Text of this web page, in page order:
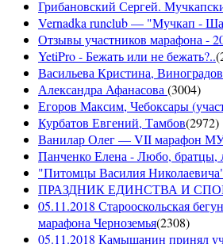
Грибановский Сергей.
Vernadka runclub — "Мучкап -
Отзывы участников марафона -
YetiPro - Бежать или не бежать?..(
Васильева Кристина,
Александра Афанасова(3004)
Егоров Максим, Чебоксары
Курбатов Евгений, Тамбов(2972)
Ванилар Олег — VII
Панченко Елена - Любо, братцы,
"Питомцы Василия
ПРАЗДНИК ЕДИНСТВА И
05.11.2018 Старооскольская
марафона Черноземья(2308)
05.11.2018 Камышанин принял